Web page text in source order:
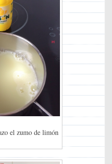
el zumo de limón